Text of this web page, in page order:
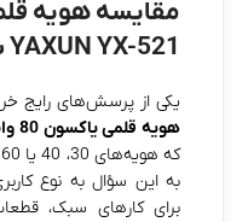
YAXUN YX-521 با هویه‌های کم‌توان
یکی از پرسش‌های رایج
هویه قلمی یاکسون 80 وات YAXUN YX-521
به این سؤال به نوع
برای کارهای سبک،